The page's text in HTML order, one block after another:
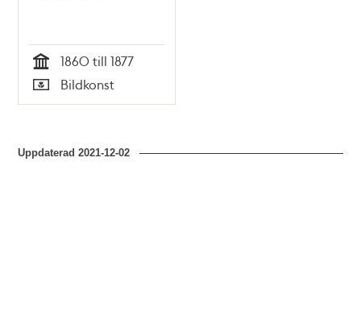
Tid
1860 till 1877
Typ
Bildkonst
Uppdaterad2021-12-02